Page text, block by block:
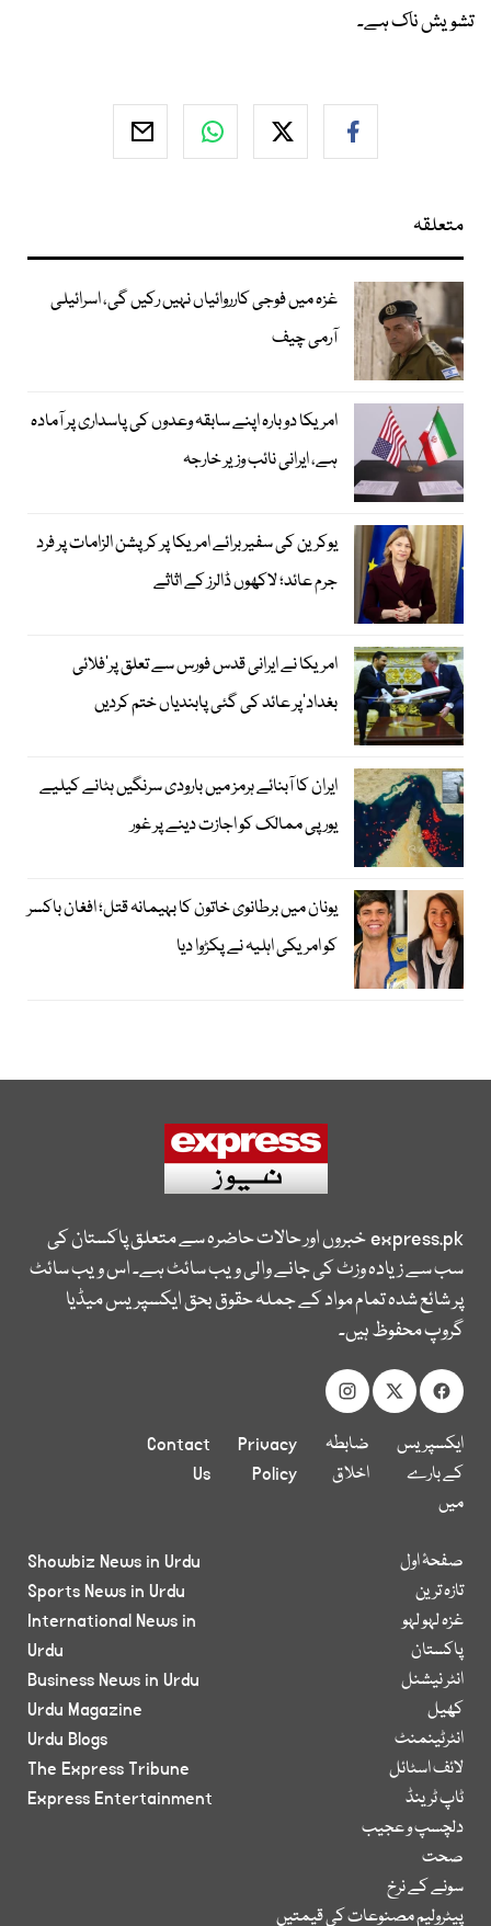
تشویش ناک ہے۔
متعلقہ
غزہ میں فوجی کارروائیاں نہیں رکیں گی، اسرائیلی
آرمی چیف
امریکا دوبارہ اپنے سابقہ وعدوں کی پاسداری پر آمادہ
ہے، ایرانی نائب وزیر خارجہ
یوکرین کی سفیر برائے امریکا پر کرپشن الزامات پر فرد
جرم عائد؛ لاکھوں ڈالرز کے اثاثے
امریکا نے ایرانی قدس فورس سے تعلق پر’فلائی
بغداد‘پر عائد کی گئی پابندیاں ختم کردیں
ایران کا آبنائے ہرمز میں بارودی سرنگیں ہٹانے کیلیے
یورپی ممالک کو اجازت دینے پر غور
یونان میں برطانوی خاتون کا بہیمانہ قتل؛ افغان باکسر
کو امریکی اہلیہ نے پکڑوا دیا
express.pkخبروں اور حالات حاضرہ سے متعلق پاکستان کی
سب سے زیادہ وزٹ کی جانے والی ویب سائٹ ہے۔ اس ویب سائٹ
پر شائع شدہ تمام مواد کے جملہ حقوق بحق ایکسپریس میڈیا
گروپ محفوظ ہیں۔
ایکسپریس
کے بارے
میں
ضابطہ
اخلاق
Privacy
Policy
Contact
Us
صفحۂ اول
تازہ ترین
غزہ لہو لہو
پاکستان
انٹر نیشنل
کھیل
انٹرٹینمنٹ
لائف اسٹائل
ٹاپ ٹرینڈ
دلچسپ و عجیب
صحت
سونے کے نرخ
پیٹرولیم مصنوعات کی قیمتیں
Showbiz News in Urdu
Sports News in Urdu
International News in
Urdu
Business News in Urdu
Urdu Magazine
Urdu Blogs
The Express Tribune
Express Entertainment